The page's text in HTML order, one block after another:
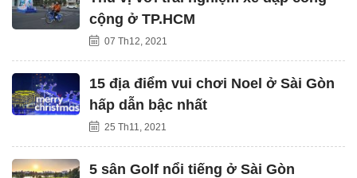
cộng ở TP.HCM
07 Th12, 2021
15 địa điểm vui chơi Noel ở Sài Gòn
hấp dẫn bậc nhất
25 Th11, 2021
5 sân Golf nổi tiếng ở Sài Gòn